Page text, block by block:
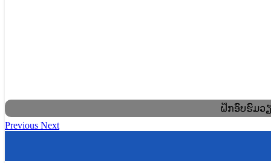
ຝຶກອົບຮົມວ
Previous Next